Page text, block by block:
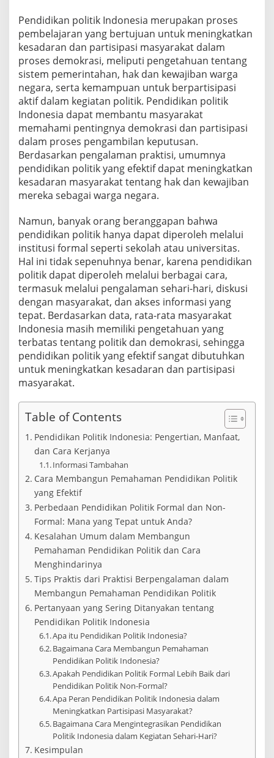
a
n
P
o
l
i
t
i
k
I
n
d
o
e
s
d
n
g
a
n
5
L
a
n
g
k
a
h
P
k
s
Pendidikan politik Indonesia merupakan proses
pembelajaran yang bertujuan untuk meningkatkan
kesadaran dan partisipasi masyarakat dalam
proses demokrasi, meliputi pengetahuan tentang
sistem pemerintahan, hak dan kewajiban warga
negara, serta kemampuan untuk berpartisipasi
aktif dalam kegiatan politik. Pendidikan politik
Indonesia dapat membantu masyarakat
memahami pentingnya demokrasi dan partisipasi
dalam proses pengambilan keputusan.
Berdasarkan pengalaman praktisi, umumnya
pendidikan politik yang efektif dapat meningkatkan
kesadaran masyarakat tentang hak dan kewajiban
mereka sebagai warga negara.
Namun, banyak orang beranggapan bahwa
pendidikan politik hanya dapat diperoleh melalui
institusi formal seperti sekolah atau universitas.
Hal ini tidak sepenuhnya benar, karena pendidikan
politik dapat diperoleh melalui berbagai cara,
termasuk melalui pengalaman sehari-hari, diskusi
dengan masyarakat, dan akses informasi yang
tepat. Berdasarkan data, rata-rata masyarakat
Indonesia masih memiliki pengetahuan yang
terbatas tentang politik dan demokrasi, sehingga
pendidikan politik yang efektif sangat dibutuhkan
untuk meningkatkan kesadaran dan partisipasi
masyarakat.
Table of Contents
Pendidikan Politik Indonesia: Pengertian, Manfaat,
dan Cara Kerjanya
Informasi Tambahan
Cara Membangun Pemahaman Pendidikan Politik
yang Efektif
Perbedaan Pendidikan Politik Formal dan Non-
Formal: Mana yang Tepat untuk Anda?
Kesalahan Umum dalam Membangun
Pemahaman Pendidikan Politik dan Cara
Menghindarinya
Tips Praktis dari Praktisi Berpengalaman dalam
Membangun Pemahaman Pendidikan Politik
Pertanyaan yang Sering Ditanyakan tentang
Pendidikan Politik Indonesia
Apa itu Pendidikan Politik Indonesia?
Bagaimana Cara Membangun Pemahaman
Pendidikan Politik Indonesia?
Apakah Pendidikan Politik Formal Lebih Baik dari
Pendidikan Politik Non-Formal?
Apa Peran Pendidikan Politik Indonesia dalam
Meningkatkan Partisipasi Masyarakat?
Bagaimana Cara Mengintegrasikan Pendidikan
Politik Indonesia dalam Kegiatan Sehari-Hari?
Kesimpulan